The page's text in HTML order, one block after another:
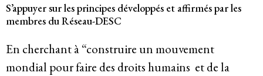
S’appuyer sur les principes développés et affirmés par les
membres du Réseau-DESC
En cherchant à “construire un mouvement
mondial pour faire des droits humains et de la